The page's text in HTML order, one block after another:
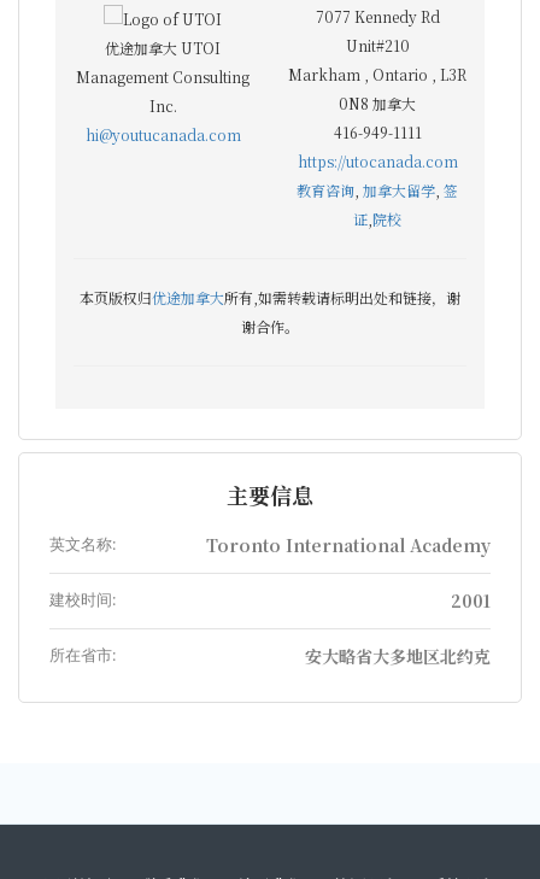
优途加拿大 UTOI
Management Consulting
Inc.
hi@youtucanada.com
7077 Kennedy Rd
Unit#210
Markham
Ontario
L3R
0N8 加拿大
416-949-1111
https://utocanada.com
教育咨询 加拿大留学 签
证 院校
本页版权归优途加拿大所有,如需转载请标明出处和链接，谢
谢合作。
主要信息
英文名称: Toronto International Academy
建校时间: 2001
所在省市: 安大略省大多地区北约克